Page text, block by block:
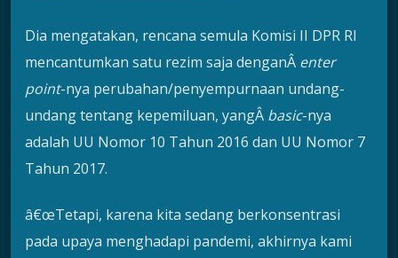
Dia mengatakan, rencana semula Komisi II DPR RI
mencantumkan satu rezim saja denganÂ enter
point-nya perubahan/penyempurnaan undang-
undang tentang kepemiluan, yangÂ basic-nya
adalah UU Nomor 10 Tahun 2016 dan UU Nomor 7
Tahun 2017.
â€œTetapi, karena kita sedang berkonsentrasi
pada upaya menghadapi pandemi, akhirnya kami